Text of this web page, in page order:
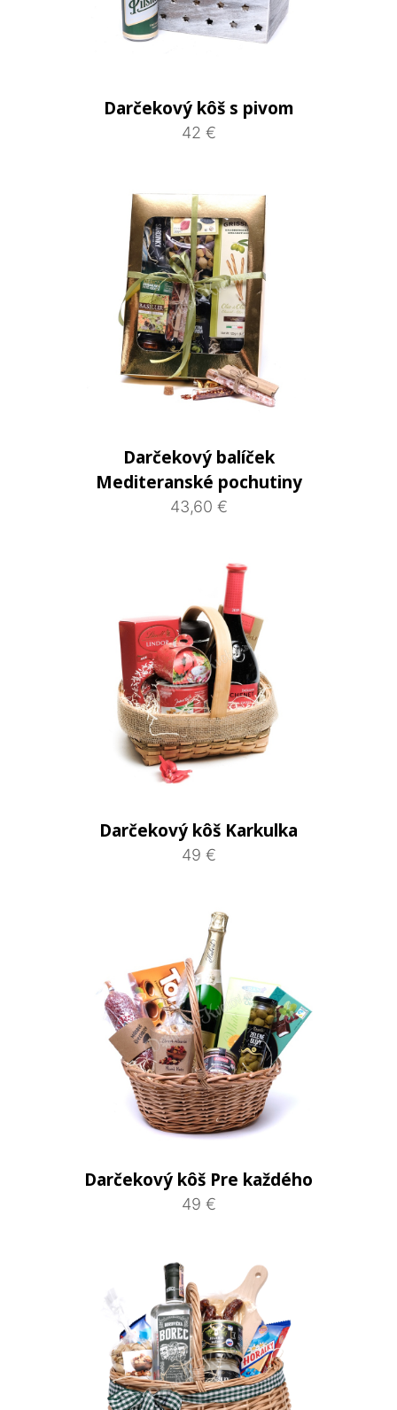
Darčekový kôš s pivom
42 €
Darčekový balíček
Mediteranské pochutiny
43,60 €
Darčekový kôš Karkulka
49 €
Darčekový kôš Pre každého
49 €